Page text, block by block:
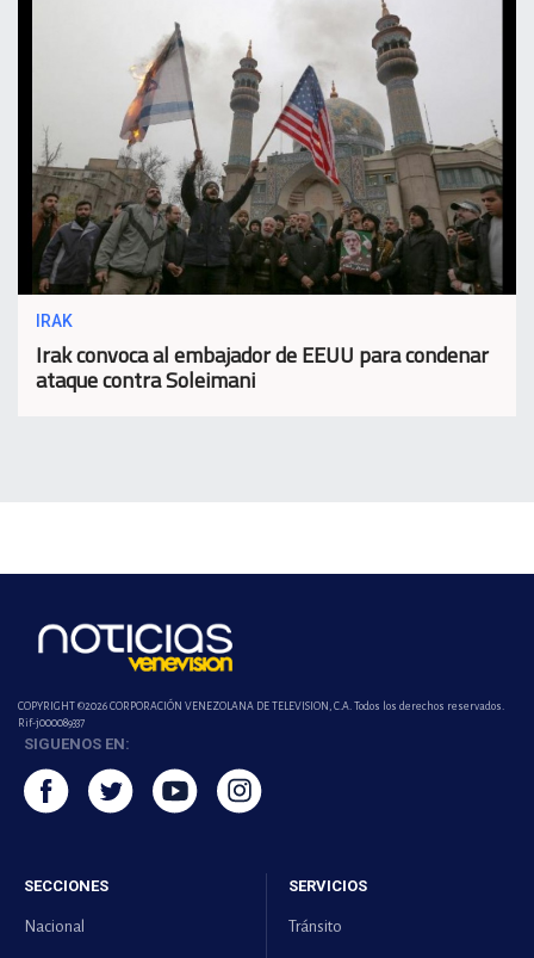
IRAK
Irak convoca al embajador de EEUU para condenar
ataque contra Soleimani
COPYRIGHT ©2026 CORPORACIÓN VENEZOLANA DE TELEVISION, C.A. Todos los derechos reservados.
Rif-j000089337
SIGUENOS EN:
SECCIONES
Nacional
SERVICIOS
Tránsito